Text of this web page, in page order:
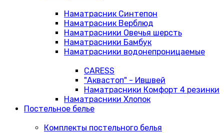
Наматрасник Синтепон
Наматрасник Верблюд
Наматрасники Овечья шерсть
Наматрасники Бамбук
Наматрасники водонепроницаемые
CARESS
"Аквастоп" - Ившвей
Наматрасники Комфорт 4 резинки
Наматрасники Хлопок
Постельное белье
Комплекты постельного белья